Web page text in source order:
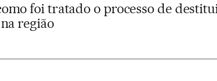
foi tratado o processo de
região